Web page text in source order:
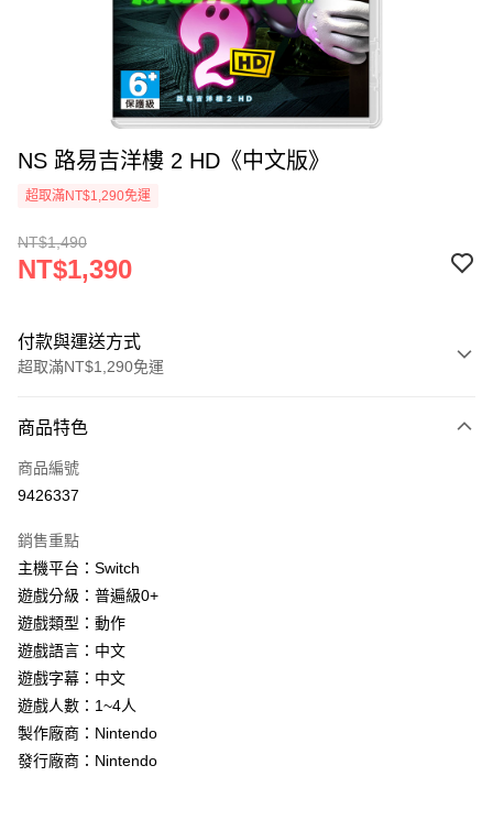
NS 路易吉洋樓 2 HD《中文版》
超取滿NT$1,290免運
NT$1,490
NT$1,390
付款與運送方式
超取滿NT$1,290免運
信用卡一次付款
超商取貨付款
Apple Pay
街口支付
悠遊付
Google Pay
ATM付款
商品特色
商品編號
9426337
銷售重點
主機平台：Switch
遊戲分級：普遍級0+
遊戲類型：動作
遊戲語言：中文
遊戲字幕：中文
遊戲人數：1~4人
製作廠商：Nintendo
發行廠商：Nintendo